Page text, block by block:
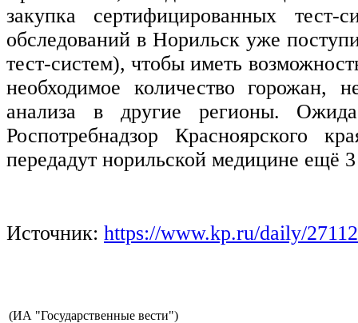
закупка сертифицированных тест-
обследований в Норильск уже
тест-систем), чтобы иметь
необходимое количество горожан,
анализа в другие регионы.
Роспотребнадзор Красноярского
передадут норильской медицине ещё 3
Источник: https://www.kp.ru/daily/
(ИА "Государственные вести")